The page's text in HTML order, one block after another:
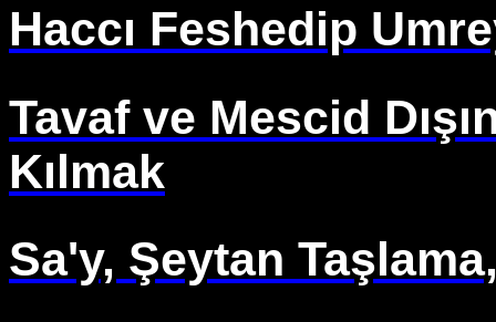
Haccı Feshedip
Tavaf ve Mescid
Kılmak
Sa'y, Şeytan